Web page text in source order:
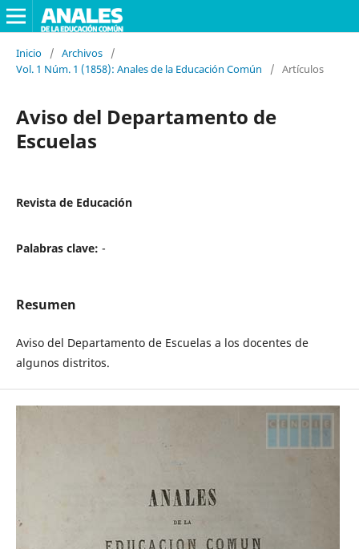
Inicio / Archivos
/
Vol. 1 Núm. 1 (1858): Anales de la Educación Común
/ Artículos
Aviso del Departamento de
Escuelas
Revista de Educación
Palabras clave: -
Resumen
Aviso del Departamento de Escuelas a los docentes de
algunos distritos.